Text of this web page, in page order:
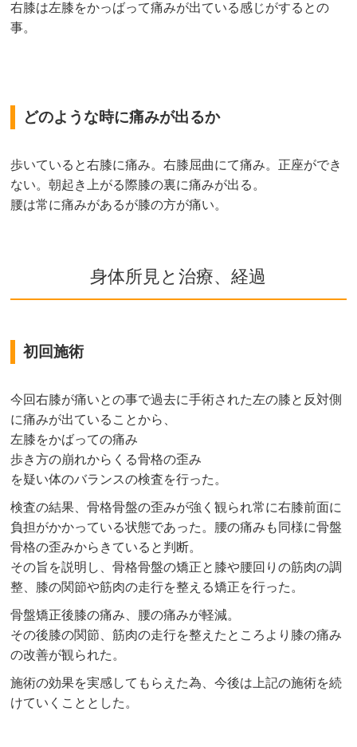
右膝は左膝をかっばって痛みが出ている感じがするとの
事。
どのような時に痛みが出るか
歩いていると右膝に痛み。右膝屈曲にて痛み。正座ができ
ない。朝起き上がる際膝の裏に痛みが出る。
腰は常に痛みがあるが膝の方が痛い。
身体所見と治療、経過
初回施術
今回右膝が痛いとの事で過去に手術された左の膝と反対側
に痛みが出ていることから、
左膝をかばっての痛み
歩き方の崩れからくる骨格の歪み
を疑い体のバランスの検査を行った。
検査の結果、骨格骨盤の歪みが強く観られ常に右膝前面に
負担がかかっている状態であった。腰の痛みも同様に骨盤
骨格の歪みからきていると判断。
その旨を説明し、骨格骨盤の矯正と膝や腰回りの筋肉の調
整、膝の関節や筋肉の走行を整える矯正を行った。
骨盤矯正後膝の痛み、腰の痛みが軽減。
その後膝の関節、筋肉の走行を整えたところより膝の痛み
の改善が観られた。
施術の効果を実感してもらえた為、今後は上記の施術を続
けていくこととした。